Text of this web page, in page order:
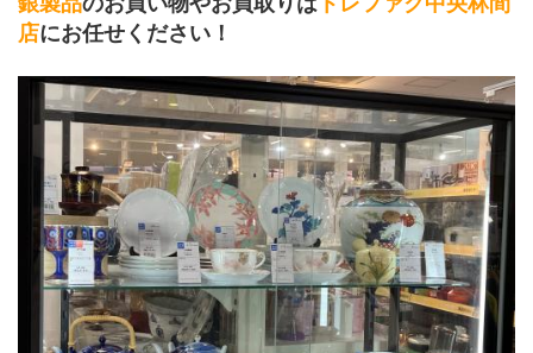
店にお任せください！